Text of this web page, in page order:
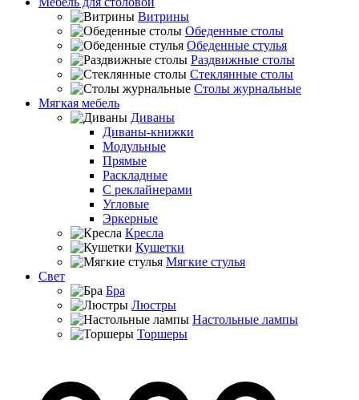
Витрины
Обеденные столы
Обеденные стулья
Раздвижные столы
Стеклянные столы
Столы журнальные
Мягкая мебель
Диваны
Диваны-книжки
Модульные
Прямые
Раскладные
С реклайнерами
Угловые
Эркерные
Кресла
Кушетки
Мягкие стулья
Свет
Бра
Люстры
Настольные лампы
Торшеры